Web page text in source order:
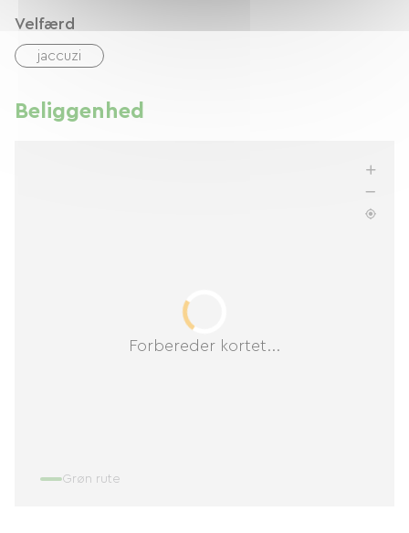
beliggenhed, ideel til afslapning.
Velfærd
jaccuzi
Beliggenhed
Forbereder kortet...
Grøn rute